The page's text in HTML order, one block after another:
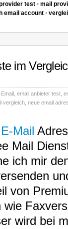
test • mail
email account •
im
Email email anbieter test
vergleich neue email
E-Mail
Mail
ich mir
von
wird bei